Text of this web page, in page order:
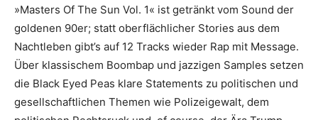
»Masters Of The Sun Vol. 1« ist getränkt vom Sound der
goldenen 90er; statt oberflächlicher Stories aus dem
Nachtleben gibt’s auf 12 Tracks wieder Rap mit Message.
Über klassischem Boombap und jazzigen Samples setzen
die Black Eyed Peas klare Statements zu politischen und
gesellschaftlichen Themen wie Polizeigewalt, dem